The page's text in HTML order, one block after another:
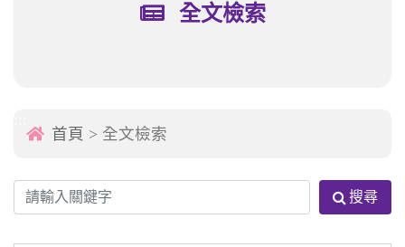
全文檢索
首頁 > 全文檢索
搜尋